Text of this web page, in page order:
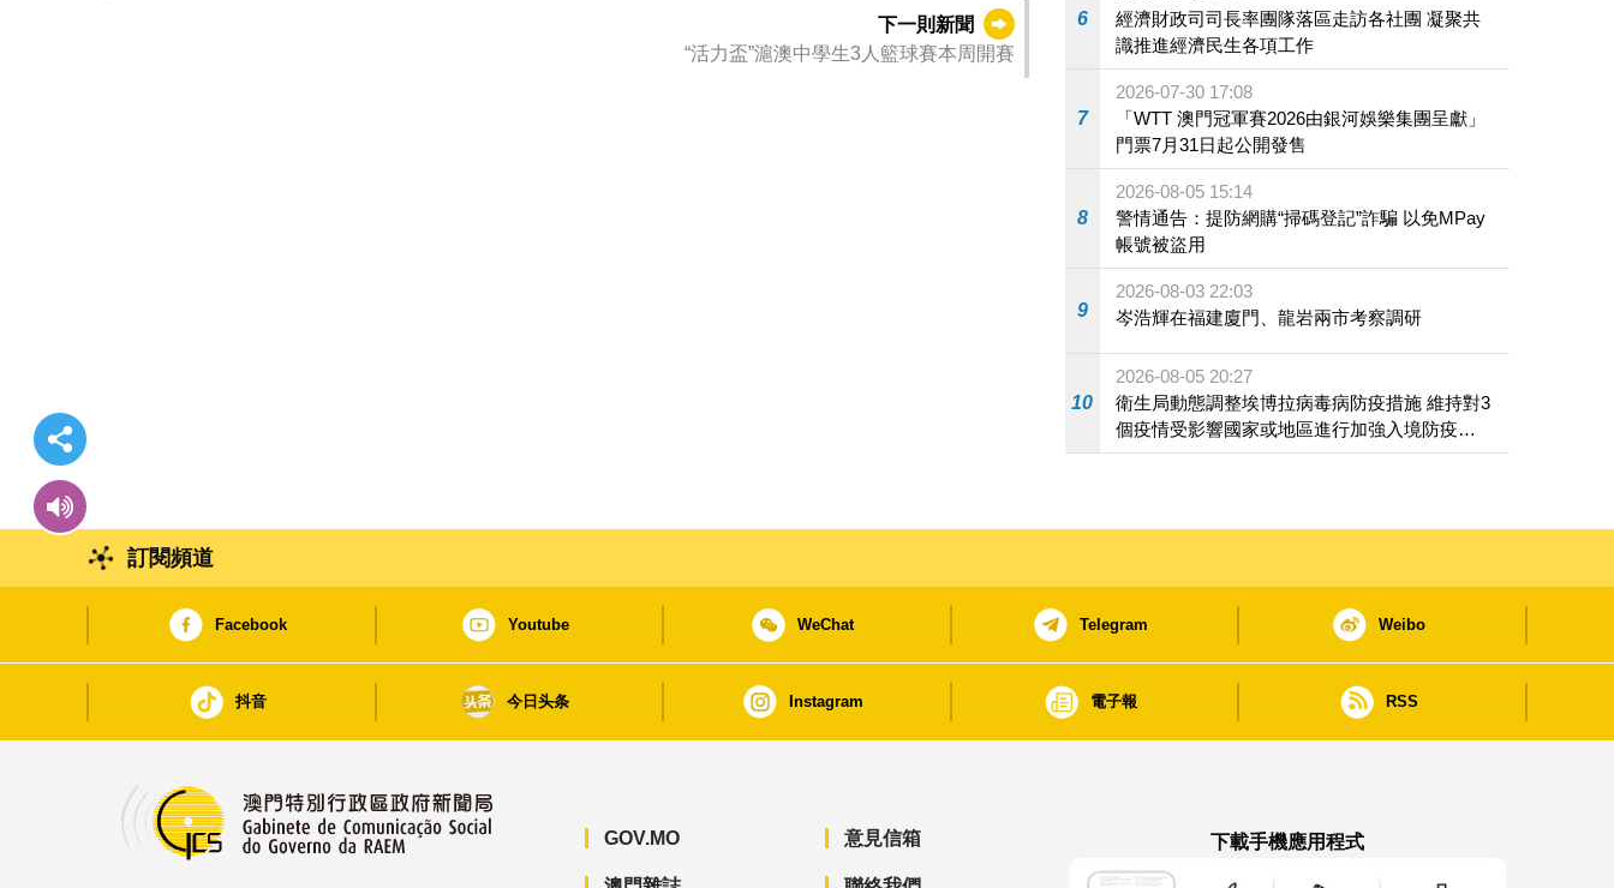
下一則新聞
“活力盃”滬澳中學生3人籃球賽本周開賽
6
經濟財政司司長率團隊落區走訪各社團 凝聚共
識推進經濟民生各項工作
7
2026-07-30 17:08
「WTT 澳門冠軍賽2026由銀河娛樂集團呈獻」
門票7月31日起公開發售
8
2026-08-05 15:14
警情通告：提防網購“掃碼登記”詐騙 以免MPay
帳號被盜用
9
2026-08-03 22:03
岑浩輝在福建廈門、龍岩兩市考察調研
10
2026-08-05 20:27
衛生局動態調整埃博拉病毒病防疫措施 維持對3
個疫情受影響國家或地區進行加強入境防疫措
施
訂閱頻道
Facebook Youtube WeChat Telegram Weibo
抖音 今日头条 Instagram 電子報 RSS
GOV.MO 意見信箱
下載手機應用程式